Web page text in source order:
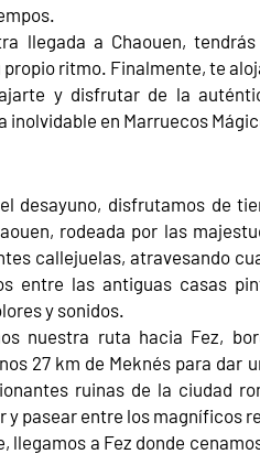
llegada a Chaouen,
propio ritmo. Finalmente, te
y disfrutar de la
inolvidable en Marruecos
desayuno, disfrutamos de
rodeada por las
callejuelas, atravesando
entre las antiguas casas
y sonidos.
nuestra ruta hacia Fez,
27 km de Meknés para dar
ruinas de la ciudad
y pasear entre los magníficos
llegamos a Fez donde